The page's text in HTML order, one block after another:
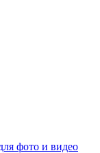
фото и видео